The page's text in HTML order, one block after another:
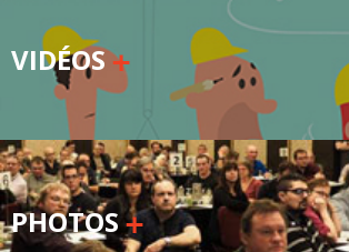
VIDÉOS
PHOTOS